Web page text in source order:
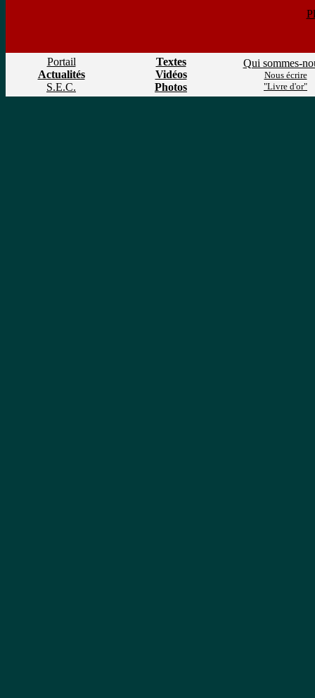
Portail
Actualités
S.E.C.
Textes
Vidéos
Photos
Qui sommes-
Nous écrire
"Livre d'or"